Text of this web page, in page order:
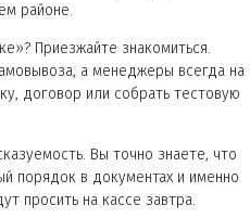
районе.
Приезжайте знакомиться.
а менеджеры всегда на
договор или собрать тестовую
Вы точно знаете, что
порядок в документах и именно
просить на кассе завтра.